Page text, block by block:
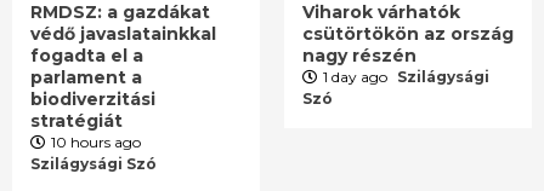
RMDSZ: a gazdákat
védő javaslatainkkal
fogadta el a
parlament a
biodiverzitási
stratégiát
10 hours ago
Szilágysági Szó
Viharok várhatók
csütörtökön az ország
nagy részén
1 day ago Szilágysági
Szó